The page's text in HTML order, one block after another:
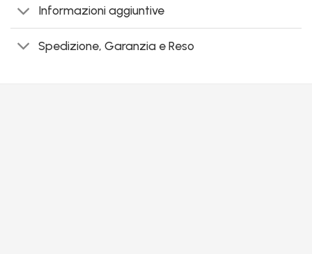
Informazioni aggiuntive
Spedizione, Garanzia e Reso